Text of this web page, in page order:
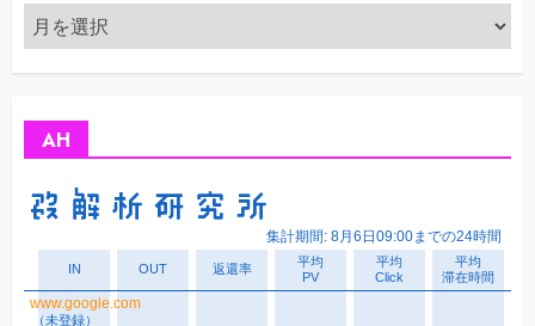
ア
ー
カ
AH